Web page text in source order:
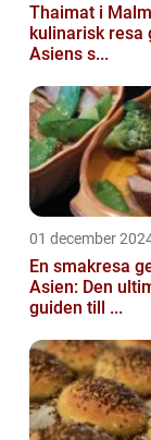
Thaimat i
kulinarisk resa
Asiens s...
01 december
En smakresa
Asien: Den
guiden till ...